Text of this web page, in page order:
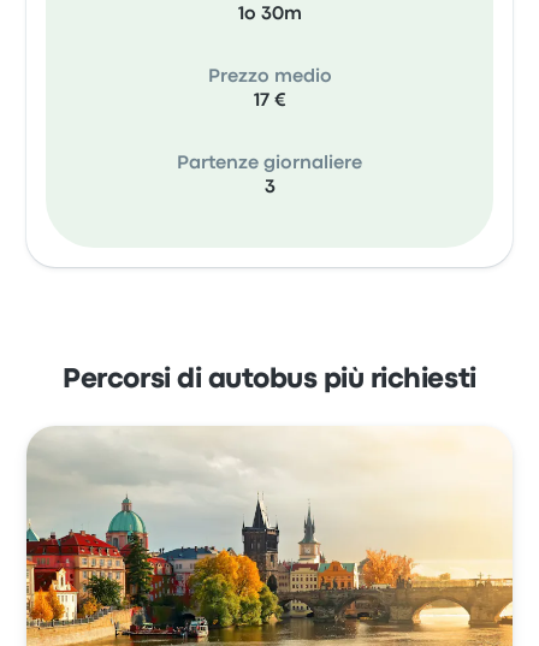
1o 30m
Prezzo medio
17 €
Partenze giornaliere
3
Percorsi di autobus più richiesti